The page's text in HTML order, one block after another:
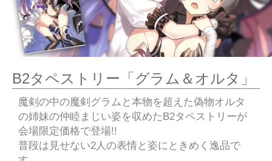
B2タペストリー「グラム＆オルタ」
魔剣の中の魔剣グラムと本物を超えた偽物オルタ
の姉妹の仲睦まじい姿を収めたB2タペストリーが
会場限定価格で登場!!
普段は見せない2人の表情と姿にときめく逸品で